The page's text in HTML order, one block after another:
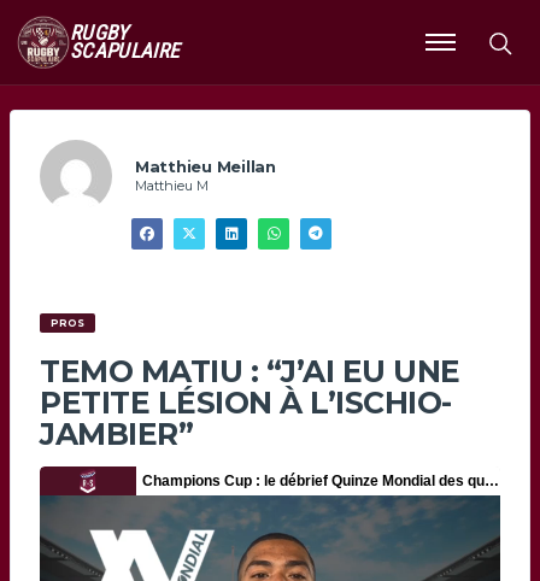
RUGBY
SCAPULAIRE
Ouvrir
le
Matthieu Meillan
Matthieu M
PROS
TEMO MATIU : “J’AI EU UNE
PETITE LÉSION À L’ISCHIO-
JAMBIER”